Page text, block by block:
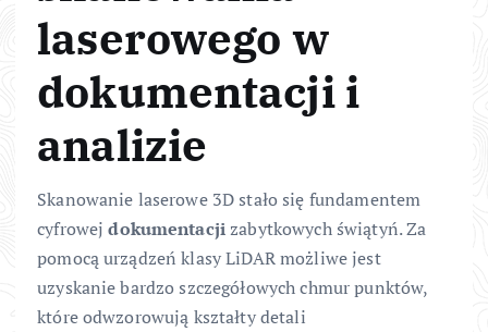
laserowego w
dokumentacji i
analizie
Skanowanie laserowe 3D stało się fundamentem
cyfrowejdokumentacjizabytkowych świątyń. Za
pomocą urządzeń klasy LiDAR możliwe jest
uzyskanie bardzo szczegółowych chmur punktów,
które odwzorowują kształty detali